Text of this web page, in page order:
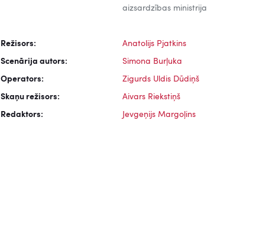
aizsardzības ministrija
Režisors: Anatolijs Pjatkins
Scenārija autors: Simona Burļuka
Operators: Zigurds Uldis Dūdiņš
Skaņu režisors: Aivars Riekstiņš
Redaktors: Jevgeņijs Margoļins